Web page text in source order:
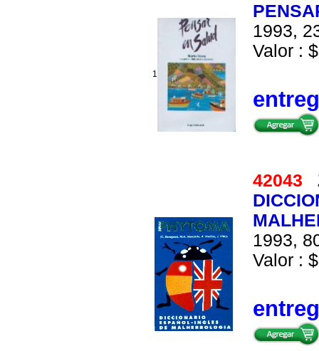
1
1993,
Valor :
42043
1993,
Valor :